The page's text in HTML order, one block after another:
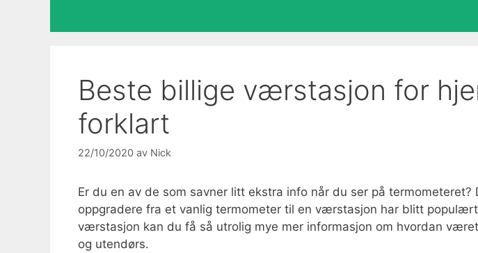
Beste billige værstasjon for
forklart
22/10/2020 av Nick
Er du en av de som savner litt ekstra info når du ser på termometeret?
oppgradere fra et vanlig termometer til en værstasjon har blitt
værstasjon kan du få så utrolig mye mer informasjon om hvordan
og utendørs.